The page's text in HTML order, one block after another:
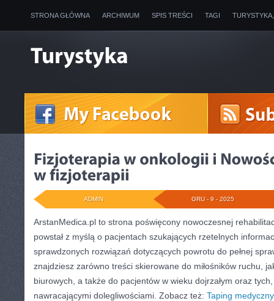
STRONA GŁÓWNA ARCHIWUM SPIS TREŚCI TAGI
GRU - 9 - 2025
ADMIN
ArstanMedica.pl to strona poświęcony nowoczesnej
powstał z myślą o pacjentach szukających rzetelnych
sprawdzonych rozwiązań dotyczących powrotu do pełnej
znajdziesz zarówno treści skierowane do miłośników ruchu,
biurowych, a także do pacjentów w wieku dojrzałym oraz
nawracającymi dolegliwościami. Zobacz też: Taping medyczny